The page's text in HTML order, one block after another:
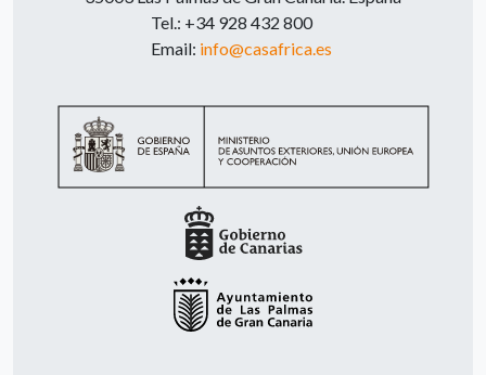
Tel.: +34 928 432 800
Email: info@casafrica.es